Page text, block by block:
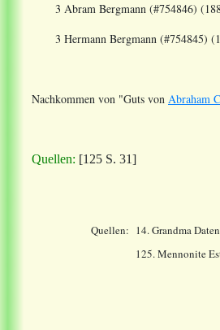
3 Abram Bergmann (#754846)
3 Hermann Bergmann (#754845)
Nachkommen von "Guts von Abraham
Quellen: [125 S. 31]
Quellen: 14.Grandma
125. Mennonite